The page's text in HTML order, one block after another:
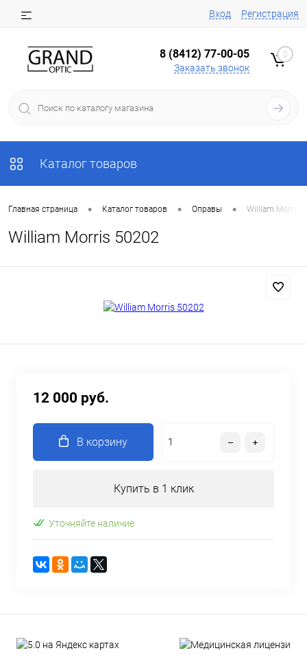
Вход Регистрация
8 (8412) 77-00-05
Заказать звонок
0
Каталог товаров
Главная страница • Каталог товаров • Оправы • William Morris
William Morris 50202
12 000 руб.
В корзину
Купить в 1 клик
Уточняйте наличие